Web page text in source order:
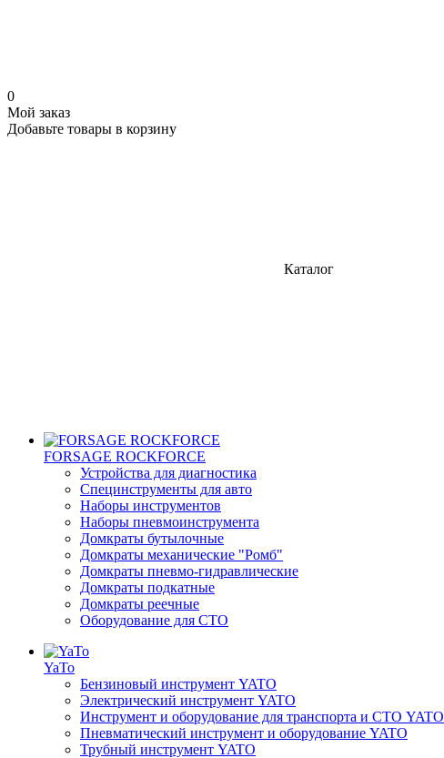
0
Мой заказ
Добавьте товары в корзину
Каталог
FORSAGE ROCKFORCE
Устройства для диагностика
Специнструменты для авто
Наборы инструментов
Наборы пневмоинструмента
Домкраты бутылочные
Домкраты механические "Ромб"
Домкраты пневмо-гидравлические
Домкраты подкатные
Домкраты реечные
Оборудование для CТО
YaTo
Бензиновый инструмент YATO
Электрический инструмент YATO
Инструмент и оборудование для транспорта и СТО YATO
Пневматический инструмент и оборудование YATO
Трубный инструмент YATO